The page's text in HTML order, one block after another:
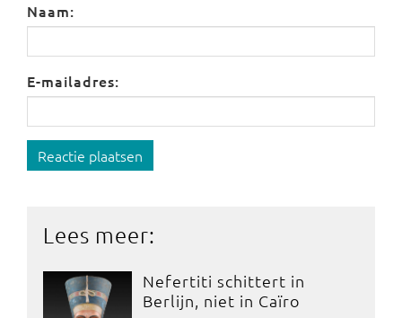
Naam:
E-mailadres:
Reactie plaatsen
Lees meer:
Nefertiti schittert in
Berlijn, niet in Caïro